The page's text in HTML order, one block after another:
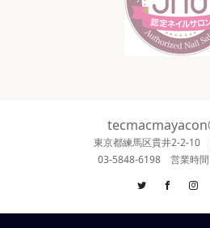
東京都練馬区貫井2-2-10
03-5848-6198 営業時間
Twitter